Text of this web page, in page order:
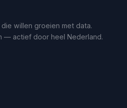
willen groeien met data.
— actief door heel Nederland.